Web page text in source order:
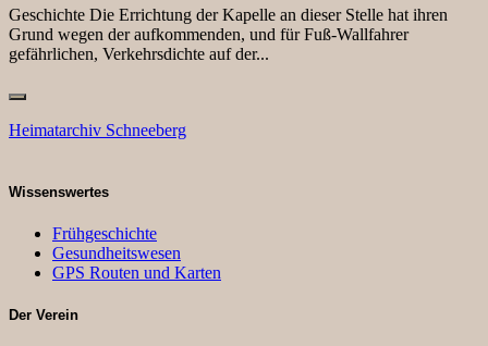
Geschichte Die Errichtung der Kapelle an dieser Stelle hat ihren
Grund wegen der aufkommenden, und für Fuß-Wallfahrer
gefährlichen, Verkehrsdichte auf der...
Heimatarchiv Schneeberg
Wissenswertes
Frühgeschichte
Gesundheitswesen
GPS Routen und Karten
Der Verein